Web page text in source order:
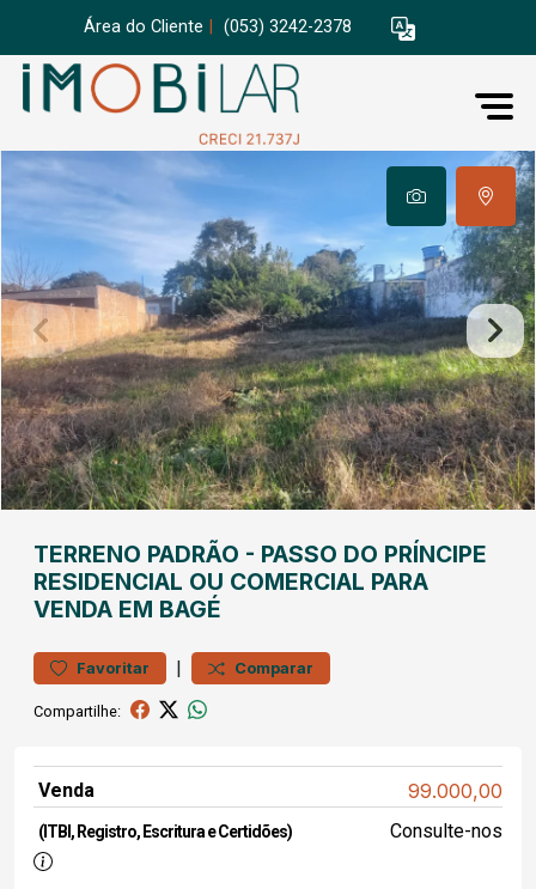
Área do Cliente (053) 3242-2378
TERRENO PADRÃO - PASSO DO PRÍNCIPE
RESIDENCIAL OU COMERCIAL PARA
VENDA EM BAGÉ
Favoritar | Comparar
Compartilhe:
Venda 99.000,00
(ITBI, Registro, Escritura e Certidões) Consulte-nos